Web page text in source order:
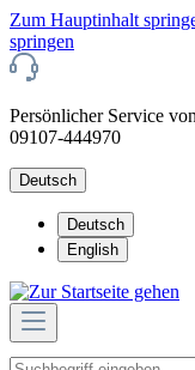
Zum Hauptinhalt
springen
Persönlicher Service
09107-444970
Deutsch
Deutsch
English